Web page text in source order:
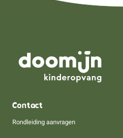
Contact
Rondleiding aanvragen